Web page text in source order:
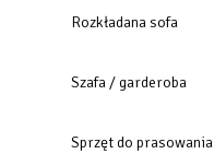
Rozkładana sofa
Szafa / garderoba
Sprzęt do prasowania